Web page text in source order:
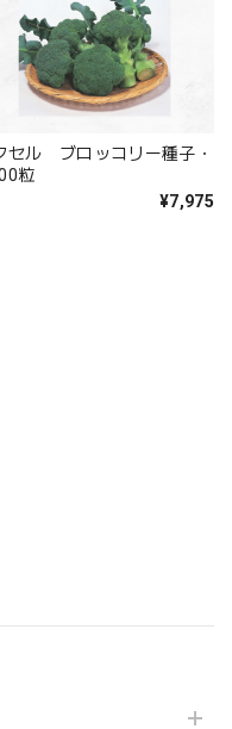
セル ブロッコリー種子・
粒
¥7,975